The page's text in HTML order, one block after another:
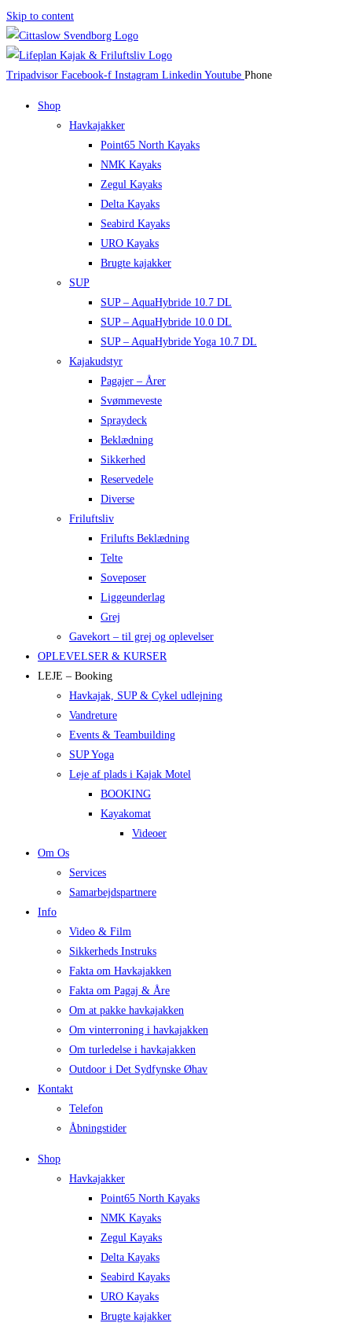
Skip to content
Tripadvisor Facebook-f Instagram Linkedin Youtube Phone
Shop
Havkajakker
Point65 North Kayaks
NMK Kayaks
Zegul Kayaks
Delta Kayaks
Seabird Kayaks
URO Kayaks
Brugte kajakker
SUP
SUP – AquaHybride 10.7 DL
SUP – AquaHybride 10.0 DL
SUP – AquaHybride Yoga 10.7 DL
Kajakudstyr
Pagajer – Årer
Svømmeveste
Spraydeck
Beklædning
Sikkerhed
Reservedele
Diverse
Friluftsliv
Frilufts Beklædning
Telte
Soveposer
Liggeunderlag
Grej
Gavekort – til grej og oplevelser
OPLEVELSER & KURSER
LEJE – Booking
Havkajak, SUP & Cykel udlejning
Vandreture
Events & Teambuilding
SUP Yoga
Leje af plads i Kajak Motel
BOOKING
Kayakomat
Videoer
Om Os
Services
Samarbejdspartnere
Info
Video & Film
Sikkerheds Instruks
Fakta om Havkajakken
Fakta om Pagaj & Åre
Om at pakke havkajakken
Om vinterroning i havkajakken
Om turledelse i havkajakken
Outdoor i Det Sydfynske Øhav
Kontakt
Telefon
Åbningstider
Shop
Havkajakker
Point65 North Kayaks
NMK Kayaks
Zegul Kayaks
Delta Kayaks
Seabird Kayaks
URO Kayaks
Brugte kajakker